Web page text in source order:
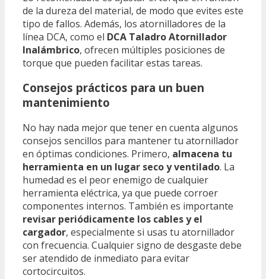
de la dureza del material, de modo que evites este
tipo de fallos. Además, los atornilladores de la
línea DCA, como el DCA Taladro Atornillador
Inalámbrico, ofrecen múltiples posiciones de
torque que pueden facilitar estas tareas.
Consejos prácticos para un buen
mantenimiento
No hay nada mejor que tener en cuenta algunos
consejos sencillos para mantener tu atornillador
en óptimas condiciones. Primero, almacena tu
herramienta en un lugar seco y ventilado. La
humedad es el peor enemigo de cualquier
herramienta eléctrica, ya que puede corroer
componentes internos. También es importante
revisar periódicamente los cables y el
cargador, especialmente si usas tu atornillador
con frecuencia. Cualquier signo de desgaste debe
ser atendido de inmediato para evitar
cortocircuitos.